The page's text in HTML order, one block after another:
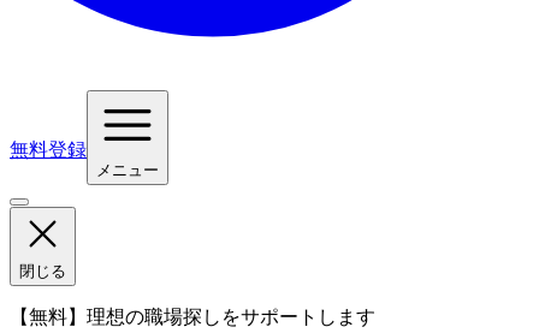
無料登録
メニュー
閉じる
【無料】理想の職場探しをサポートします